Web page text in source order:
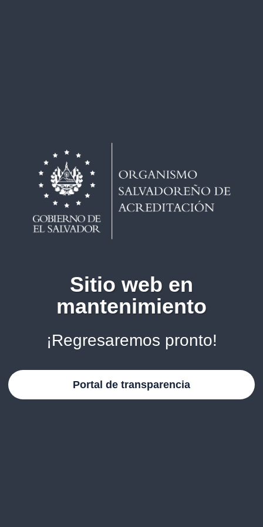
Sitio web en
mantenimiento
¡Regresaremos pronto!
Portal de transparencia